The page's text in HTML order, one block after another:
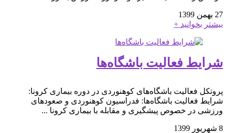
27 بهمن 1399
بیشتر بخوانید +
شرایط فعالیت باشگاه‌ها‌
پروتکل‌ فعالیت باشگاه‌های کوهنوردی در دوره بیماری کرونا:
شرایط فعالیت باشگاه‌ها‌: فدراسیون کوهنوردی و صعودهای
ورزشی در خصوص پیشگیری و مقابله با بیماری کرونا ...
8 شهریور 1399